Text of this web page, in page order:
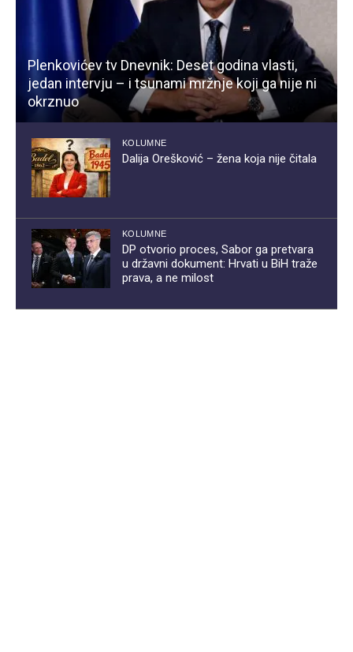
Plenkovićev tv Dnevnik: Deset godina vlasti,
jedan intervju – i tsunami mržnje koji ga nije ni
okrznuo
KOLUMNE
Dalija Orešković – žena koja nije čitala
KOLUMNE
DP otvorio proces, Sabor ga pretvara
u državni dokument: Hrvati u BiH traže
prava, a ne milost